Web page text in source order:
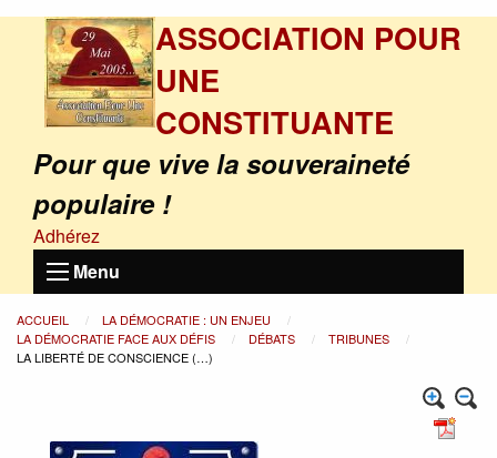
ASSOCIATION POUR
UNE
CONSTITUANTE
Pour que vive la souveraineté
populaire !
Adhérez
Menu
ACCUEIL
LA DÉMOCRATIE : UN ENJEU
LA DÉMOCRATIE FACE AUX DÉFIS
DÉBATS
TRIBUNES
LA LIBERTÉ DE CONSCIENCE (…)